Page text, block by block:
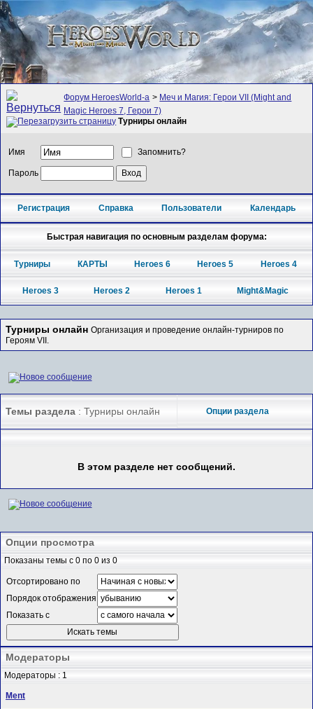
Форум HeroesWorld-а > Меч и Магия: Герои VII (Might and
Magic Heroes 7, Герои 7)
Турниры онлайн
Имя Запомнить?
Пароль
Регистрация Справка Пользователи Календарь
Быстрая навигация по основным разделам форума:
Турниры КАРТЫ Heroes 6 Heroes 5 Heroes 4
Heroes 3 Heroes 2 Heroes 1 Might&Magic
Турниры онлайн Организация и проведение онлайн-турниров по
Героям VII.
Темы раздела : Турниры онлайн Опции раздела
В этом разделе нет сообщений.
Опции просмотра
Показаны темы с 0 по 0 из 0
Отсортировано по
Порядок отображения
Показать с
Модераторы
Модераторы : 1
Ment